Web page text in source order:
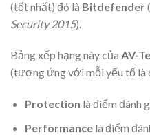
(tốt nhất) đó là Bitdefender
Security 2015).
Bảng xếp hạng này của AV-
(tương ứng với mỗi yếu tố là
Protection là điểm đánh
Performancelà điểm